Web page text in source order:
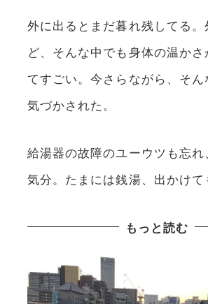
外に出るとまだ暮れ残してる
ど、そんな中でも身体の温か
てすごい。今さらながら、そ
気づかされた。
給湯器の故障のユーウツも忘
気分。たまには銭湯、出かけて
もっと読む